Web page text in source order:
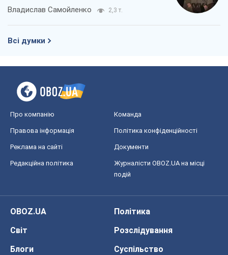
Владислав Самойленко 2,3 т.
Всі думки
Про компанію Команда
Правова інформація Політика конфіденційності
Реклама на сайті Документи
Редакційна політика
Журналісти OBOZ.UA на місці
подій
OBOZ.UA
Політика
Світ
Розслідування
Блоги
Суспільство